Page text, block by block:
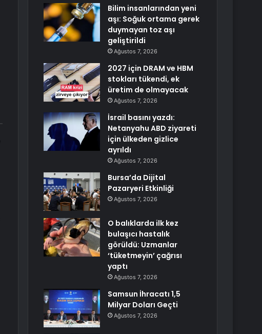
Bilim insanlarından yeni
aşı: Soğuk ortama gerek
duymayan toz aşı
geliştirildi
Ağustos 7, 2026
2027 için DRAM ve HBM
stokları tükendi, ek
üretim de olmayacak
Ağustos 7, 2026
İsrail basını yazdı:
Netanyahu ABD ziyareti
için ülkeden gizlice
ayrıldı
Ağustos 7, 2026
Bursa’da Dijital
Pazaryeri Etkinliği
Ağustos 7, 2026
O balıklarda ilk kez
bulaşıcı hastalık
görüldü: Uzmanlar
‘tüketmeyin’ çağrısı
yaptı
Ağustos 7, 2026
Samsun İhracatı 1,5
Milyar Doları Geçti
Ağustos 7, 2026